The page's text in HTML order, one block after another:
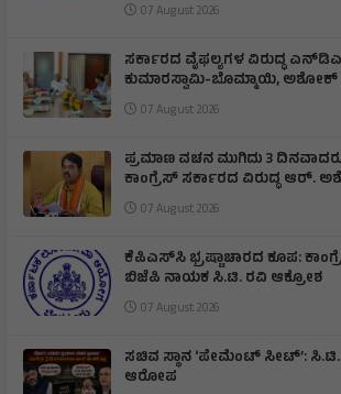
07 August 2026
ಸರ್ಕಾರದ ವೈಫಲ್ಯಗಳ ವಿರುದ್ಧ
ಕುಮಾರಸ್ವಾಮಿ-ಬೊಮ್ಮಾಯಿ,
07 August 2026
ಪ್ರಮಾಣ ವಚನ ಮುಗಿದು 3
ಕಾಂಗ್ರೆಸ್ ಸರ್ಕಾರದ ವಿರುದ್ಧ ಆರ್‌.
07 August 2026
ಕೆಪಿಎಸ್‌ಸಿ ಭ್ರಷ್ಟಾಚಾರದ ಕೂಪ:
ಬಿಜೆಪಿ ನಾಯಕ ಸಿ.ಟಿ. ರವಿ ಆಕ್ರೋಶ
07 August 2026
ಸಚಿವ ಸ್ಥಾನ ‘ಪೇಮೆಂಟ್ ಸೀಟ್’:
ಆರೋಪ